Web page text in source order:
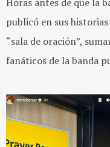
publicó en sus historias
“sala de oración”,
fanáticos de la banda